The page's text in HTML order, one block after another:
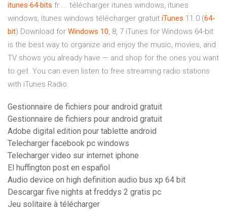
itunes-64-bits.fr ... télécharger itunes windows, itunes
windows, itunes windows télécharger gratuit iTunes 11.0 (64-
bit) Download for Windows 10, 8, 7 iTunes for Windows 64-bit
is the best way to organize and enjoy the music, movies, and
TV shows you already have — and shop for the ones you want
to get. You can even listen to free streaming radio stations
with iTunes Radio.
Gestionnaire de fichiers pour android gratuit
Gestionnaire de fichiers pour android gratuit
Adobe digital edition pour tablette android
Telecharger facebook pc windows
Telecharger video sur internet iphone
El huffington post en español
Audio device on high definition audio bus xp 64 bit
Descargar five nights at freddys 2 gratis pc
Jeu solitaire à télécharger